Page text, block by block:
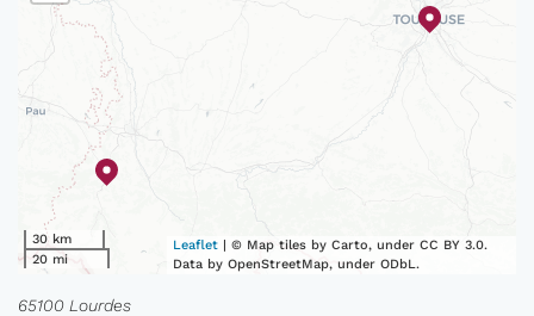
30 km
20 mi
Leaflet | © Map tiles by Carto, under CC BY 3.0.
Data by OpenStreetMap, under ODbL.
65100 Lourdes